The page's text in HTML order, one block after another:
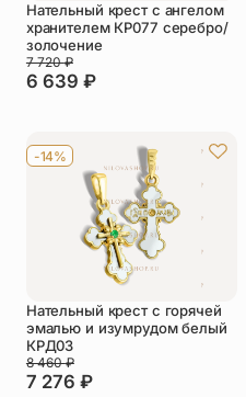
Образки
именные
Складни
Упаковка
Нательный крест с ангелом
хранителем КР077 серебро/
золочение
6 639 ₽
7 720₽
-14%
Нательный крест с горячей
эмалью и изумрудом белый
КРД03
7 276 ₽
8 460₽